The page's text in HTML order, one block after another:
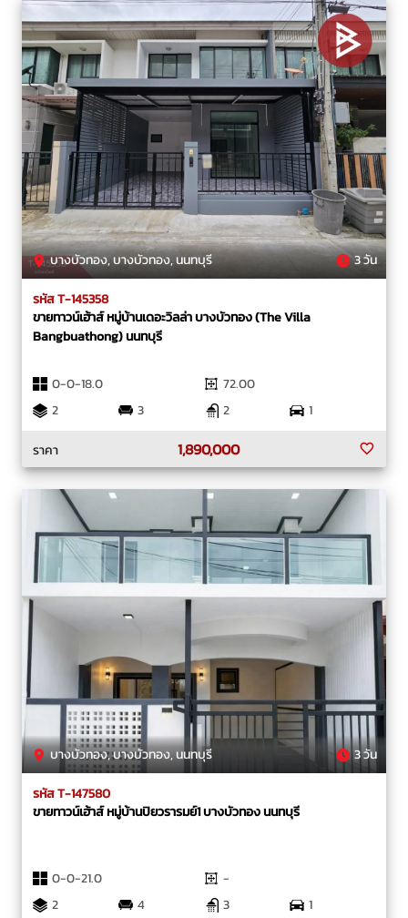
บางบัวทอง, บางบัวทอง, นนทบุรี 3 วัน
รหัส T-145358
ขายทาวน์เฮ้าส์ หมู่บ้านเดอะวิลล่า บางบัวทอง (The Villa
Bangbuathong) นนทบุรี
0-0-18.0
72.00
2
3 2
1
ราคา
1,890,000
บางบัวทอง, บางบัวทอง, นนทบุรี 3 วัน
รหัส T-147580
ขายทาวน์เฮ้าส์ หมู่บ้านปิยวรารมย์1 บางบัวทอง นนทบุรี
0-0-21.0
-
2
4 3 1